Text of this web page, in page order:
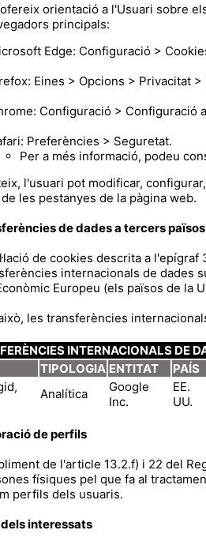
ofereix orientació a l'Usuari sobre
principals:
Edge: Configuració >
Eines > Opcions > Privacitat
Configuració > Configuració
Preferències > Seguretat.
Per a més informació, podeu
l'usuari pot modificar,
les pestanyes de la pàgina web.
de dades a tercers països
de cookies descrita a
internacionals de dades
Europeu (els països de la
les transferències
INTERNACIONALS DE
TIPOLOGIA ENTITAT PAÍS
Analítica
Google
Inc.
EE.
UU.
de perfils
de l'article 13.2.f) i 22 del
físiques pel que fa al
perfils dels usuaris.
dels interessats